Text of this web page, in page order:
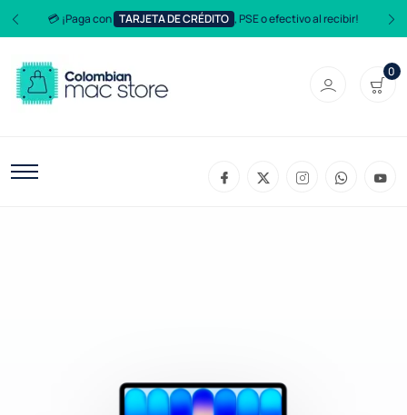
💳 ¡Paga con TARJETA DE CRÉDITO , PSE o efectivo al recibir!
0